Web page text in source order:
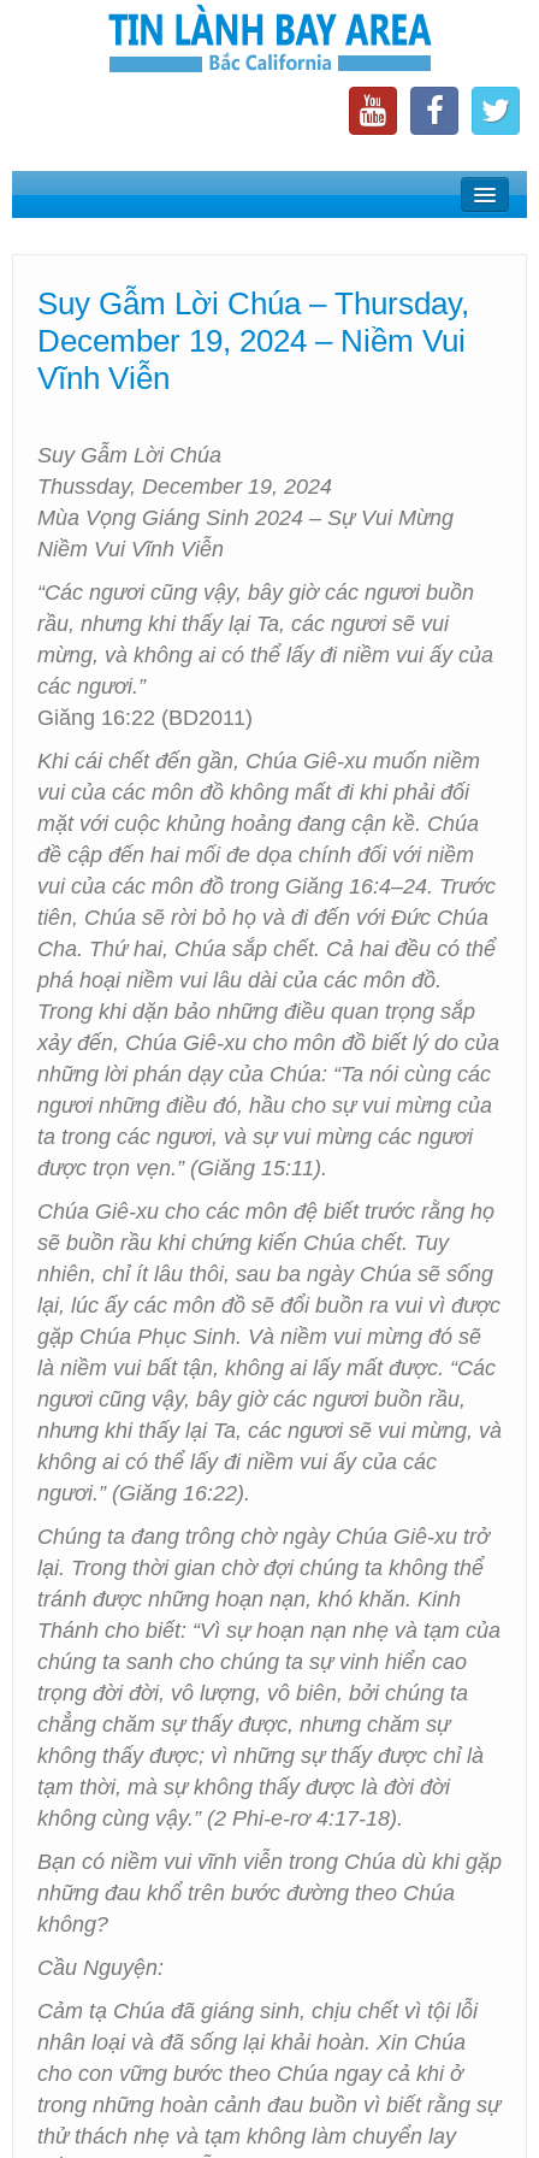
Home
Phát Thanh Tin Lành Bay Area
Các Hội Thánh Bắc California
Suy Gẫm Lời Chúa – Thursday,
December 19, 2024 – Niềm Vui
Vĩnh Viễn
Suy Gẫm Lời Chúa
Thussday, December 19, 2024
Mùa Vọng Giáng Sinh 2024 – Sự Vui Mừng
Niềm Vui Vĩnh Viễn
“Các ngươi cũng vậy, bây giờ các ngươi buồn
rầu, nhưng khi thấy lại Ta, các ngươi sẽ vui
mừng, và không ai có thể lấy đi niềm vui ấy của
các ngươi.”
Giăng 16:22 (BD2011)
Khi cái chết đến gần, Chúa Giê-xu muốn niềm
vui của các môn đồ không mất đi khi phải đối
mặt với cuộc khủng hoảng đang cận kề. Chúa
đề cập đến hai mối đe dọa chính đối với niềm
vui của các môn đồ trong Giăng 16:4–24. Trước
tiên, Chúa sẽ rời bỏ họ và đi đến với Đức Chúa
Cha. Thứ hai, Chúa sắp chết. Cả hai đều có thể
phá hoại niềm vui lâu dài của các môn đồ.
Trong khi dặn bảo những điều quan trọng sắp
xảy đến, Chúa Giê-xu cho môn đồ biết lý do của
những lời phán dạy của Chúa: “Ta nói cùng các
ngươi những điều đó, hầu cho sự vui mừng của
ta trong các ngươi, và sự vui mừng các ngươi
được trọn vẹn.” (Giăng 15:11).
Chúa Giê-xu cho các môn đệ biết trước rằng họ
sẽ buồn rầu khi chứng kiến Chúa chết. Tuy
nhiên, chỉ ít lâu thôi, sau ba ngày Chúa sẽ sống
lại, lúc ấy các môn đồ sẽ đổi buồn ra vui vì được
gặp Chúa Phục Sinh. Và niềm vui mừng đó sẽ
là niềm vui bất tận, không ai lấy mất được. “Các
ngươi cũng vậy, bây giờ các ngươi buồn rầu,
nhưng khi thấy lại Ta, các ngươi sẽ vui mừng, và
không ai có thể lấy đi niềm vui ấy của các
ngươi.” (Giăng 16:22).
Chúng ta đang trông chờ ngày Chúa Giê-xu trở
lại. Trong thời gian chờ đợi chúng ta không thể
tránh được những hoạn nạn, khó khăn. Kinh
Thánh cho biết: “Vì sự hoạn nạn nhẹ và tạm của
chúng ta sanh cho chúng ta sự vinh hiển cao
trọng đời đời, vô lượng, vô biên, bởi chúng ta
chẳng chăm sự thấy được, nhưng chăm sự
không thấy được; vì những sự thấy được chỉ là
tạm thời, mà sự không thấy được là đời đời
không cùng vậy.” (2 Phi-e-rơ 4:17-18).
Bạn có niềm vui vĩnh viễn trong Chúa dù khi gặp
những đau khổ trên bước đường theo Chúa
không?
Cầu Nguyện:
Cảm tạ Chúa đã giáng sinh, chịu chết vì tội lỗi
nhân loại và đã sống lại khải hoàn. Xin Chúa
cho con vững bước theo Chúa ngay cả khi ở
trong những hoàn cảnh đau buồn vì biết rằng sự
thử thách nhẹ và tạm không làm chuyển lay